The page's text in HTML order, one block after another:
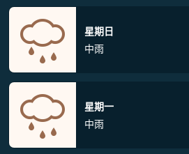
星期日
中雨
星期一
中雨